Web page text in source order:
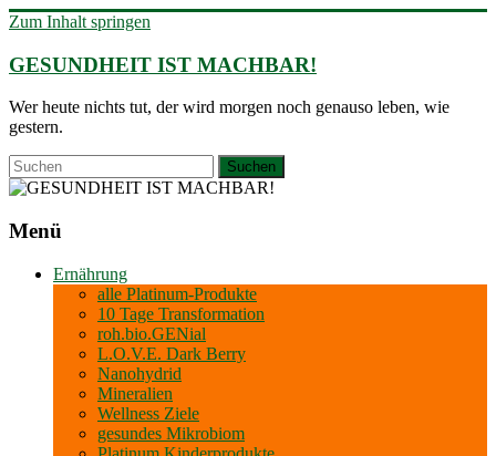
Zum Inhalt springen
GESUNDHEIT IST MACHBAR!
Wer heute nichts tut, der wird morgen noch genauso leben, wie
gestern.
Menü
Ernährung
alle Platinum-Produkte
10 Tage Transformation
roh.bio.GENial
L.O.V.E. Dark Berry
Nanohydrid
Mineralien
Wellness Ziele
gesundes Mikrobiom